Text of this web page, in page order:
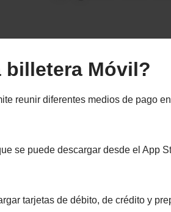
billetera Móvil?
reunir diferentes medios de pago
se puede descargar desde el App
tarjetas de débito, de crédito y